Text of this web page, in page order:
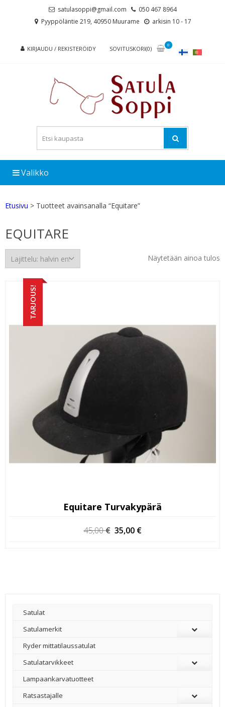
satulasoppi@gmail.com
050 467 8964
Pyyppöläntie 219, 40950 Muurame
arkisin 10 - 17
KIRJAUDU / REKISTERÖIDY SOVITUSKORI(0)
0
Valikko
Etusivu > Tuotteet avainsanalla “Equitare”
EQUITARE
Näytetään ainoa tulos
TARJOUS!
Equitare Turvakypärä
45,00€ Alkuperäinen
35,00 €
Satulat
Satulamerkit
Ryder mittatilaussatulat
Satulatarvikkeet
–
Lampaankarvatuotteet
Ratsastajalle